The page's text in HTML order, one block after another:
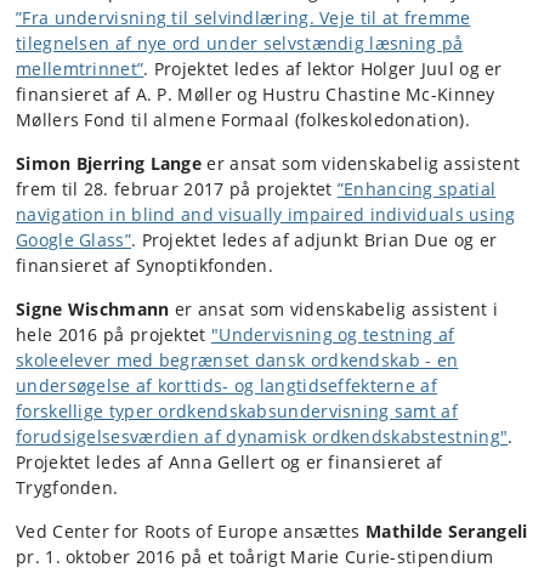
”Fra undervisning til selvindlæring. Veje til at fremme
tilegnelsen af nye ord under selvstændig læsning på
mellemtrinnet”. Projektet ledes af lektor Holger Juul og er
finansieret af A. P. Møller og Hustru Chastine Mc-Kinney
Møllers Fond til almene Formaal (folkeskoledonation).
Simon Bjerring Lange er ansat som videnskabelig assistent
frem til 28. februar 2017 på projektet ”Enhancing spatial
navigation in blind and visually impaired individuals using
Google Glass”. Projektet ledes af adjunkt Brian Due og er
finansieret af Synoptikfonden.
Signe Wischmann er ansat som videnskabelig assistent i
hele 2016 på projektet "Undervisning og testning af
skoleelever med begrænset dansk ordkendskab - en
undersøgelse af korttids- og langtidseffekterne af
forskellige typer ordkendskabsundervisning samt af
forudsigelsesværdien af dynamisk ordkendskabstestning".
Projektet ledes af Anna Gellert og er finansieret af
Trygfonden.
Ved Center for Roots of Europe ansættes Mathilde Serangeli
pr. 1. oktober 2016 på et toårigt Marie Curie-stipendium